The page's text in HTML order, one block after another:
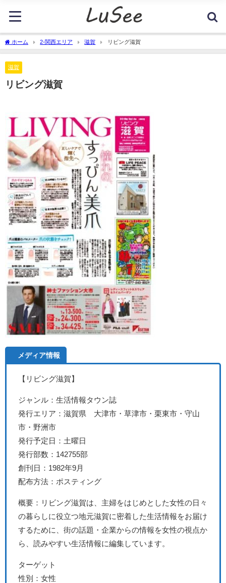
ホーム 2-関西エリア 滋賀 リビング滋賀
滋賀
リビング滋賀
メディア情報
【リビング滋賀 】
ジャンル：生活情報タウン誌
発行エリア：滋賀県 大津市・草津市・栗東市・守山
市・野洲市
発行予定日：土曜日
発行部数：142755部
創刊日：1982年9月
配布方法：ポスティング
概要：リビング滋賀は、主婦をはじめとした女性の日々
の暮らしに役立つ地元滋賀に密着した生活情報をお届け
するために、街の話題・企業からの情報を女性の視点か
ら、読みやすい生活情報に編集しています。
ターゲット
性別：女性